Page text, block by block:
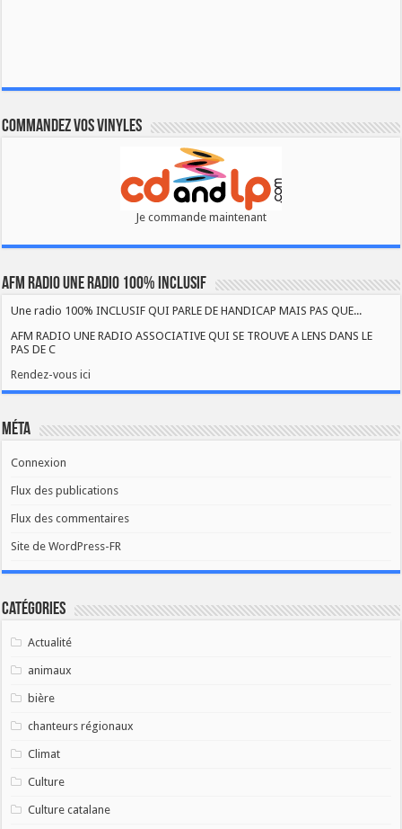
Commandez vos vinyles
Je commande maintenant
AFM RADIO UNE RADIO 100% INCLUSIF
Une radio 100% INCLUSIF QUI PARLE DE HANDICAP MAIS PAS QUE...
AFM RADIO UNE RADIO ASSOCIATIVE QUI SE TROUVE A LENS DANS LE
PAS DE C
Rendez-vous ici
Méta
Connexion
Flux des publications
Flux des commentaires
Site de WordPress-FR
Catégories
Actualité
animaux
bière
chanteurs régionaux
Climat
Culture
Culture catalane